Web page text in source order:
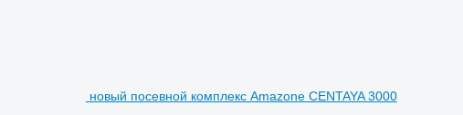
новый посевной комплекс Amazone CENTAYA 3000